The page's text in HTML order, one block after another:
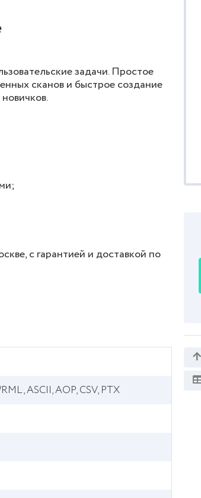
задачи. Простое
сканов и быстрое создание
с гарантией и доставкой по
ASCII, AOP, CSV, PTX